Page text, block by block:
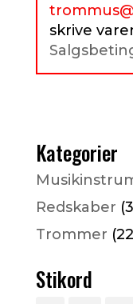
skrive
Kategorier
Redskaber
Trommer
Stikord